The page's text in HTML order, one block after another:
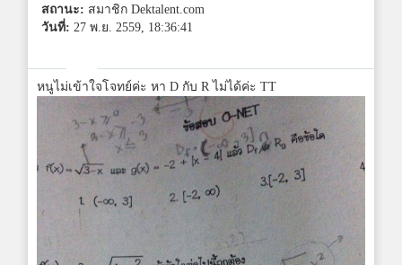
สถานะ: สมาชิก Dektalent.com
วันที่: 27 พ.ย. 2559, 18:36:41
หนูไม่เข้าใจโจทย์ค่ะ หา D กับ R ไม่ได้ค่ะ TT